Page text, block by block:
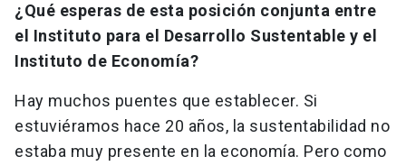
¿Qué esperas de esta posición conjunta entre
el Instituto para el Desarrollo Sustentable y el
Instituto de Economía?
Hay muchos puentes que establecer. Si
estuviéramos hace 20 años, la sustentabilidad no
estaba muy presente en la economía. Pero como